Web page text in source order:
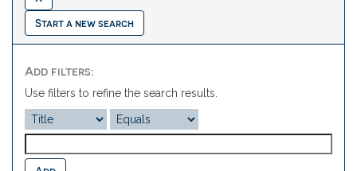
Start a new search
Add filters:
Use filters to refine the search results.